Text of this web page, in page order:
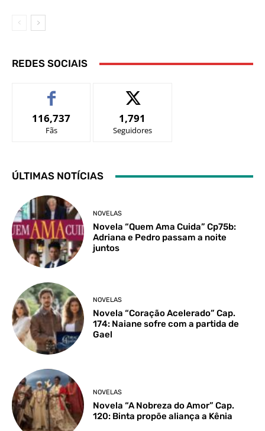
REDES SOCIAIS
116,737
Fãs
1,791
Seguidores
ÚLTIMAS NOTÍCIAS
NOVELAS
Novela “Quem Ama Cuida” Cp75b:
Adriana e Pedro passam a noite
juntos
NOVELAS
Novela “Coração Acelerado” Cap.
174: Naiane sofre com a partida de
Gael
NOVELAS
Novela “A Nobreza do Amor” Cap.
120: Binta propõe aliança a Kênia